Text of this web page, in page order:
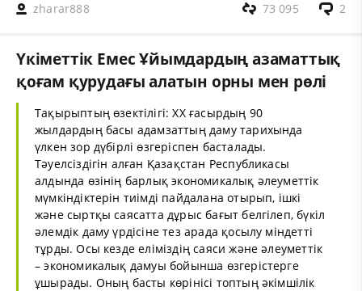
zharar888 2
73 095
Үкіметтік Емес Ұйымдардың азаматтық
қоғам қурудағы алатын орны мен рөлі
Тақырыптың өзектілігі: ХХ ғасырдың 90
жылдардың басы адамзаттың даму тарихында
үлкен зор дүбірлі өзгеріспен басталады.
Тәуелсіздігін алған Қазақстан Республикасы
алдында өзінің барлық экономикалық әлеуметтік
мүмкіндіктерін тиімді пайдалана отырып, ішкі
және сыртқы саясатта дұрыс бағыт белгілеп, бүкіл
әлемдік даму үрдісіне тез арада қосылу міндетті
тұрды. Осы кезде еліміздің саяси және әлеуметтік
– экономикалық дамуы бойынша өзгерістерге
ұшырады. Оның басты көрінісі топтың әкімшілік